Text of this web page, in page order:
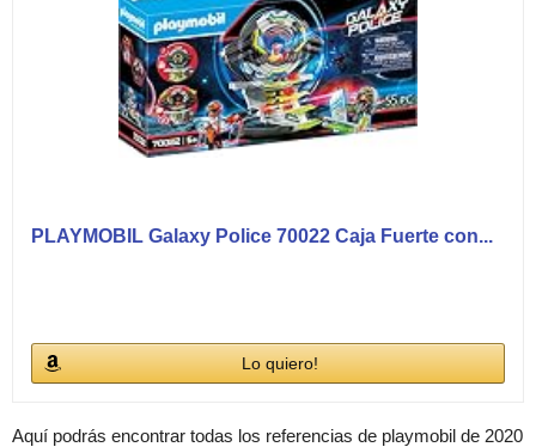
PLAYMOBIL Galaxy Police 70022 Caja Fuerte con...
Lo quiero!
Aquí podrás encontrar todas los referencias de playmobil de 2020